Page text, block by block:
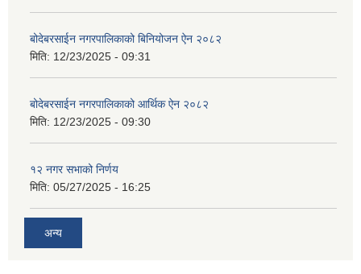
बोदेबरसाईन नगरपालिकाको बिनियोजन ऐन २०८२
मिति: 12/23/2025 - 09:31
बोदेबरसाईन नगरपालिकाको आर्थिक ऐन २०८२
मिति: 12/23/2025 - 09:30
१२ नगर सभाको निर्णय
मिति: 05/27/2025 - 16:25
अन्य